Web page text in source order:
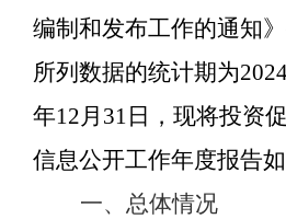
编制和发布工作的通知
所列数据的统计期为202
年12月 31 日，现将投资
信息公开工作年度报告如
一、 总体情况